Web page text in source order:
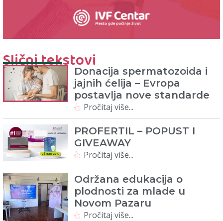
Slični tekstoviDonacija spermatozoida i
jajnih ćelija – Evropa
postavlja nove standarde
Pročitaj više...
PROFERTIL – POPUST I
GIVEAWAY
Pročitaj više...
Održana edukacija o
plodnosti za mlade u
Novom Pazaru
Pročitaj više...